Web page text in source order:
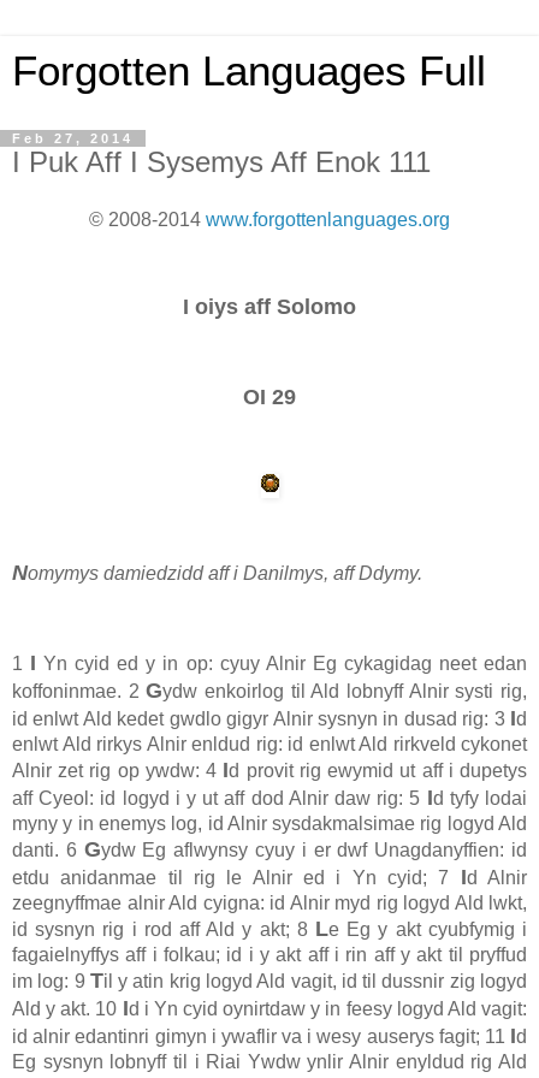
Forgotten Languages Full
Feb 27, 2014
I Puk Aff I Sysemys Aff Enok 111
© 2008-2014 www.forgottenlanguages.org
I oiys aff Solomo
OI 29
Nomymys damiedzidd aff i Danilmys, aff Ddymy.
1 I Yn cyid ed y in op: cyuy Alnir Eg cykagidag neet edan
koffoninmae. 2Gydw enkoirlog til Ald lobnyff Alnir systi rig,
id enlwt Ald kedet gwdlo gigyr Alnir sysnyn in dusad rig: 3 Id
enlwt Ald rirkys Alnir enldud rig: id enlwt Ald rirkveld cykonet
Alnir zet rig op ywdw: 4 Id provit rig ewymid ut aff i dupetys
aff Cyeol: id logyd i y ut aff dod Alnir daw rig: 5 Id tyfy lodai
myny y in enemys log, id Alnir sysdakmalsimae rig logyd Ald
danti. 6 Gydw Eg aflwynsy cyuy i er dwf Unagdanyffien: id
etdu anidanmae til rig le Alnir ed i Yn cyid; 7 Id Alnir
zeegnyffmae alnir Ald cyigna: id Alnir myd rig logyd Ald lwkt,
id sysnyn rig i rod aff Ald y akt; 8 Le Eg y akt cyubfymig i
fagaielnyffys aff i folkau; id i y akt aff i rin aff y akt til pryffud
im log: 9 Til y atin krig logyd Ald vagit, id til dussnir zig logyd
Ald y akt. 10 Id i Yn cyid oynirtdaw y in feesy logyd Ald vagit:
id alnir edantinri gimyn i ywaflir va i wesy auserys fagit; 11 Id
Eg sysnyn lobnyff til i Riai Ywdw ynlir Alnir enyldud rig Ald